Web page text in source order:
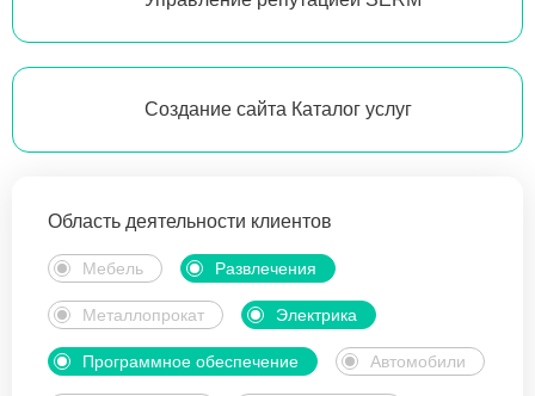
Создание сайта Каталог услуг
Область деятельности клиентов
Мебель Развлечения
Металлопрокат Электрика
Программное обеспечение Автомобили